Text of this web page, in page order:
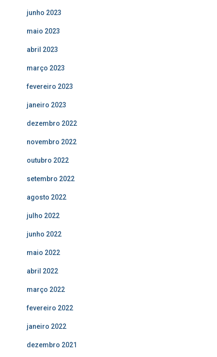
junho 2023
maio 2023
abril 2023
março 2023
fevereiro 2023
janeiro 2023
dezembro 2022
novembro 2022
outubro 2022
setembro 2022
agosto 2022
julho 2022
junho 2022
maio 2022
abril 2022
março 2022
fevereiro 2022
janeiro 2022
dezembro 2021